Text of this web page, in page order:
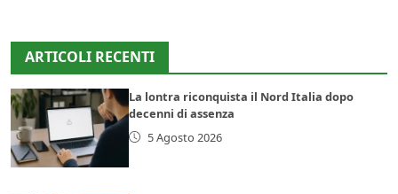
ARTICOLI RECENTI
La lontra riconquista il Nord Italia dopo
decenni di assenza
5 Agosto 2026